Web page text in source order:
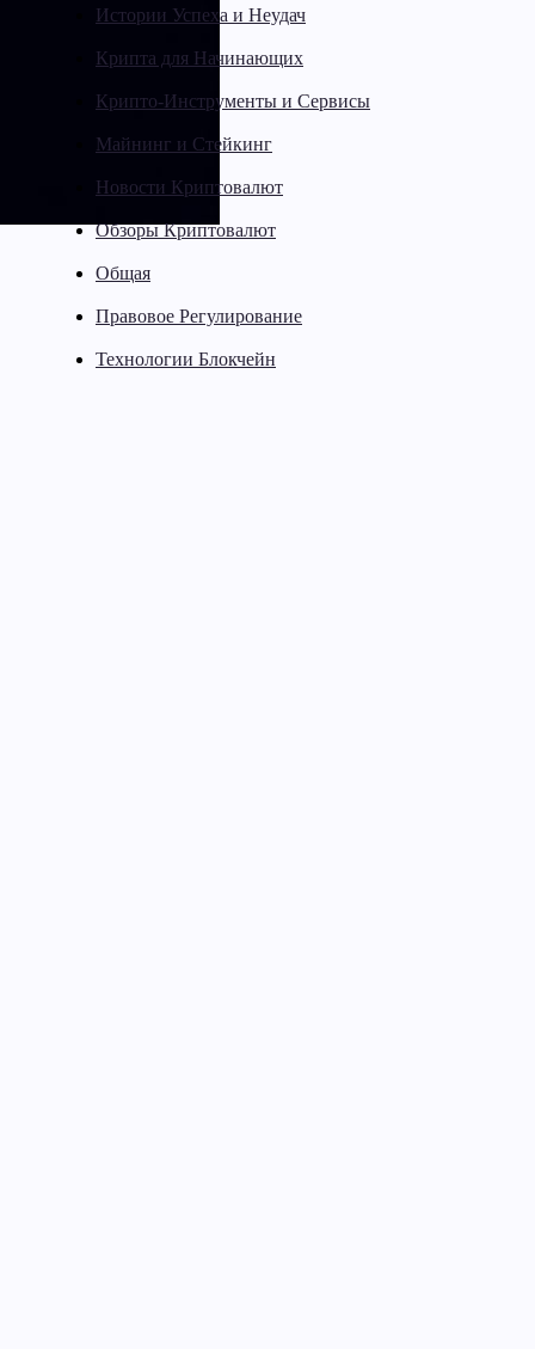
Истории Успеха и Неудач
Крипта для Начинающих
Крипто-Инструменты и Сервисы
Майнинг и Стейкинг
Новости Криптовалют
Обзоры Криптовалют
Общая
Правовое Регулирование
Технологии Блокчейн